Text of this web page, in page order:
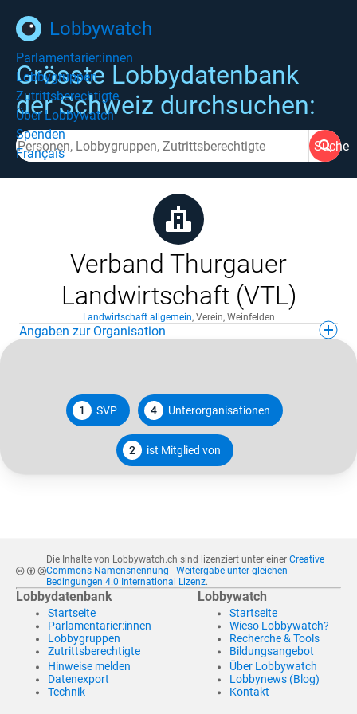
Lobbywatch
Parlamentarier:innen
Lobbygruppen
Zutrittsberechtigte
Über Lobbywatch
Spenden
Français
Grösste Lobbydatenbank
der Schweiz durchsuchen:
Suche
Verband Thurgauer
Landwirtschaft (VTL)
Landwirtschaft allgemein, Verein, Weinfelden
Angaben zur Organisation
1 SVP 4 Unterorganisationen
2 ist Mitglied von
Die Inhalte von Lobbywatch.ch sind lizenziert unter einer Creative
Commons Namensnennung - Weitergabe unter gleichen
Bedingungen 4.0 International Lizenz.
Lobbydatenbank
Startseite
Parlamentarier:innen
Lobbygruppen
Zutrittsberechtigte
Hinweise melden
Datenexport
Technik
Lobbywatch
Startseite
Wieso Lobbywatch?
Recherche & Tools
Bildungsangebot
Über Lobbywatch
Lobbynews (Blog)
Kontakt